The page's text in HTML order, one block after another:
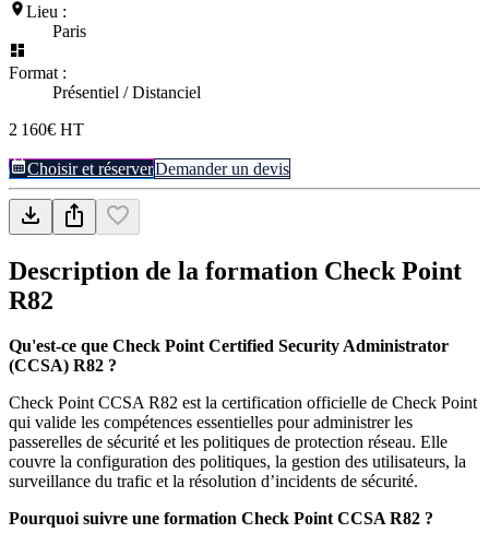
Lieu :
Paris
Format :
Présentiel / Distanciel
2 160€ HT
Choisir et réserverDemander un devis
Description de la formation Check Point
R82
Qu'est-ce que Check Point Certified Security Administrator
(CCSA) R82 ?
Check Point CCSA R82 est la certification officielle de Check Point
qui valide les compétences essentielles pour administrer les
passerelles de sécurité et les politiques de protection réseau. Elle
couvre la configuration des politiques, la gestion des utilisateurs, la
surveillance du trafic et la résolution d’incidents de sécurité.
Pourquoi suivre une formation Check Point CCSA R82 ?